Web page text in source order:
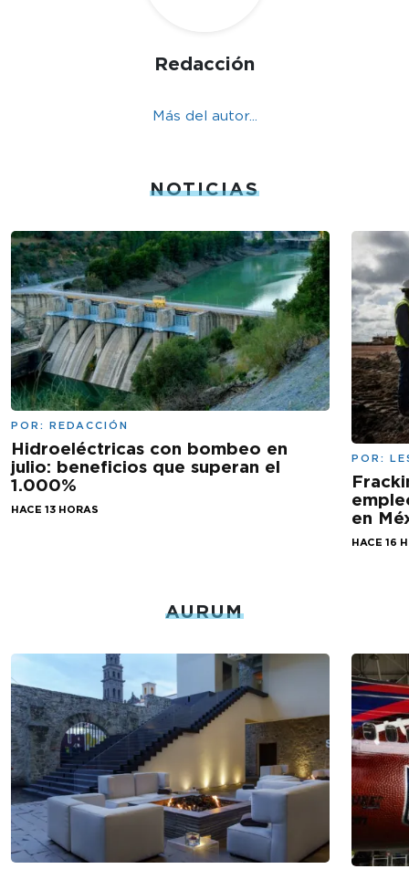
Redacción
Más del autor...
NOTICIAS
POR: REDACCIÓN
Hidroeléctricas con bombeo en
julio: beneficios que superan el
1.000%
HACE 13 HORAS
POR:
en
HACE 16
AURUM